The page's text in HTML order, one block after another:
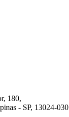
180,
- SP, 13024-030